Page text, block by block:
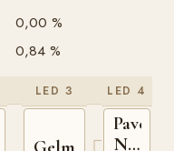
0,00 %
0,84 %
LED 3 LED 4
Paven
N